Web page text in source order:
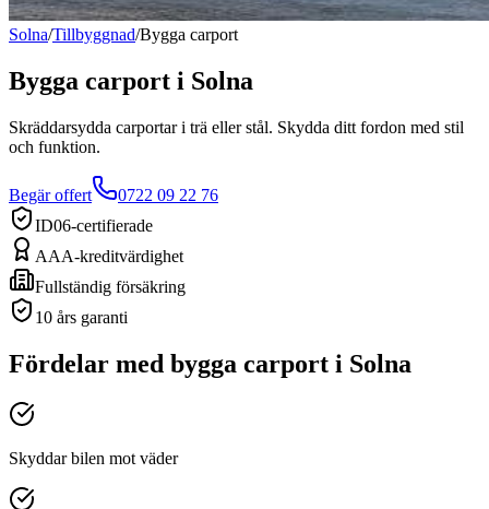
Solna/Tillbyggnad/Bygga carport
Bygga carport i Solna
Skräddarsydda carportar i trä eller stål. Skydda ditt fordon med stil
och funktion.
Begär offert
0722 09 22 76
ID06-certifierade
AAA-kreditvärdighet
Fullständig försäkring
10 års garanti
Fördelar med bygga carport i Solna
Skyddar bilen mot väder